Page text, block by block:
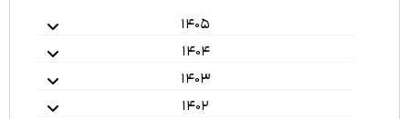
۱۴۰۵
۱۴۰۴
۱۴۰۳
۱۴۰۲